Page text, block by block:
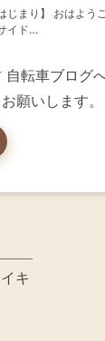
はじまり】 おはよう
イド…
願いします。
キ